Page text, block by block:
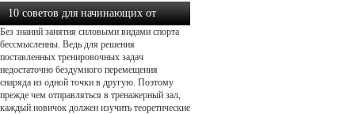
10 советов для начинающих от
экспертов в силовом тренин...
Без знаний занятия силовыми видами спорта
бессмысленны. Ведь для решения
поставленных тренировочных задач
недостаточно бездумного перемещения
снаряда из одной точки в другую. Поэтому
прежде чем отправляться в тренажерный зал,
каждый новичок должен изучить теоретические